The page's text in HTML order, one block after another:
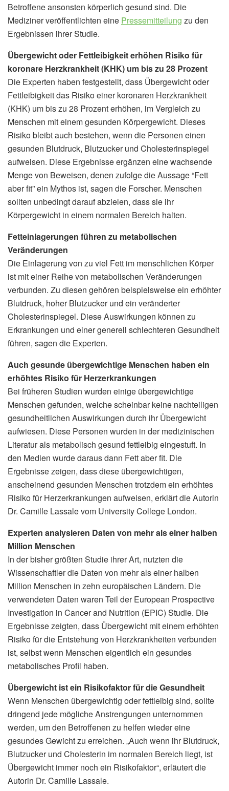
Betroffene ansonsten körperlich gesund sind. Die
Mediziner veröffentlichten eine Pressemitteilung zu den
Ergebnissen ihrer Studie.
Übergewicht oder Fettleibigkeit erhöhen Risiko für
koronare Herzkrankheit (KHK) um bis zu 28 Prozent
Die Experten haben festgestellt, dass Übergewicht oder
Fettleibigkeit das Risiko einer koronaren Herzkrankheit
(KHK) um bis zu 28 Prozent erhöhen, im Vergleich zu
Menschen mit einem gesunden Körpergewicht. Dieses
Risiko bleibt auch bestehen, wenn die Personen einen
gesunden Blutdruck, Blutzucker und Cholesterinspiegel
aufweisen. Diese Ergebnisse ergänzen eine wachsende
Menge von Beweisen, denen zufolge die Aussage “Fett
aber fit” ein Mythos ist, sagen die Forscher. Menschen
sollten unbedingt darauf abzielen, dass sie ihr
Körpergewicht in einem normalen Bereich halten.
Fetteinlagerungen führen zu metabolischen
Veränderungen
Die Einlagerung von zu viel Fett im menschlichen Körper
ist mit einer Reihe von metabolischen Veränderungen
verbunden. Zu diesen gehören beispielsweise ein erhöhter
Blutdruck, hoher Blutzucker und ein veränderter
Cholesterinspiegel. Diese Auswirkungen können zu
Erkrankungen und einer generell schlechteren Gesundheit
führen, sagen die Experten.
Auch gesunde übergewichtige Menschen haben ein
erhöhtes Risiko für Herzerkrankungen
Bei früheren Studien wurden einige übergewichtige
Menschen gefunden, welche scheinbar keine nachteiligen
gesundheitlichen Auswirkungen durch ihr Übergewicht
aufwiesen. Diese Personen wurden in der medizinischen
Literatur als metabolisch gesund fettleibig eingestuft. In
den Medien wurde daraus dann Fett aber fit. Die
Ergebnisse zeigen, dass diese übergewichtigen,
anscheinend gesunden Menschen trotzdem ein erhöhtes
Risiko für Herzerkrankungen aufweisen, erklärt die Autorin
Dr. Camille Lassale vom University College London.
Experten analysieren Daten von mehr als einer halben
Million Menschen
In der bisher größten Studie ihrer Art, nutzten die
Wissenschaftler die Daten von mehr als einer halben
Million Menschen in zehn europäischen Ländern. Die
verwendeten Daten waren Teil der European Prospective
Investigation in Cancer and Nutrition (EPIC) Studie. Die
Ergebnisse zeigten, dass Übergewicht mit einem erhöhten
Risiko für die Entstehung von Herzkrankheiten verbunden
ist, selbst wenn Menschen eigentlich ein gesundes
metabolisches Profil haben.
Übergewicht ist ein Risikofaktor für die Gesundheit
Wenn Menschen übergewichtig oder fettleibig sind, sollte
dringend jede mögliche Anstrengungen unternommen
werden, um den Betroffenen zu helfen wieder eine
gesundes Gewicht zu erreichen. „Auch wenn ihr Blutdruck,
Blutzucker und Cholesterin im normalen Bereich liegt, ist
Übergewicht immer noch ein Risikofaktor“, erläutert die
Autorin Dr. Camille Lassale.